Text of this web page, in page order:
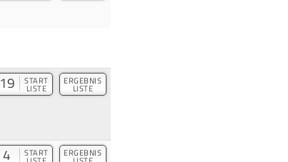
19 START
LISTE
ERGEBNIS
LISTE
4 START ERGEBNIS